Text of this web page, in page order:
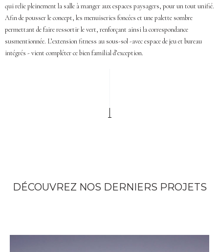
qui relie pleinement la salle à manger aux espaces paysagers, pour un tout unifié.
Afin de pousser le concept, les menuiseries foncées et une palette sombre
permettant de faire ressortir le vert, renforçant ainsi la correspondance
susmentionnée. L’extension fitness au sous-sol -avec espace de jeu et bureau
intégrés - vient compléter ce bien familial d’exception.
DÉCOUVREZ NOS DERNIERS PROJETS